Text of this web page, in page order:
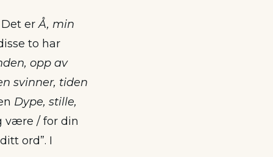
Det erÅ, min
to har
opp av
svinner, tiden
Dype, stille,
være / for din
ord”. I